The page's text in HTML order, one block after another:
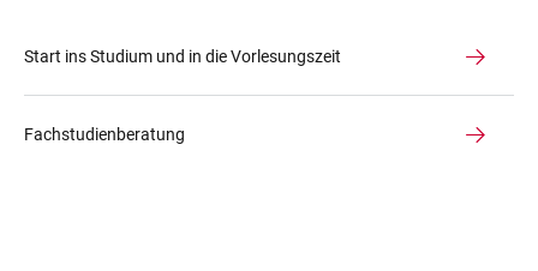
Start ins Studium und in die Vorlesungszeit
Fachstudienberatung